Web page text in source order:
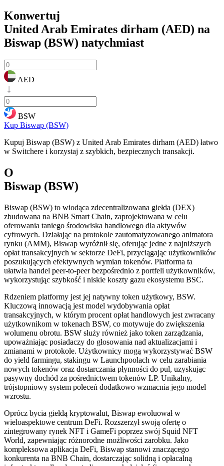
Konwertuj
United Arab Emirates dirham (AED) na
Biswap (BSW) natychmiast
AED
BSW
Kup Biswap (BSW)
Kupuj Biswap (BSW) z United Arab Emirates dirham (AED) łatwo
w Switchere i korzystaj z szybkich, bezpiecznych transakcji.
O
Biswap (BSW)
Biswap (BSW) to wiodąca zdecentralizowana giełda (DEX)
zbudowana na BNB Smart Chain, zaprojektowana w celu
oferowania taniego środowiska handlowego dla aktywów
cyfrowych. Działając na protokole zautomatyzowanego animatora
rynku (AMM), Biswap wyróżnił się, oferując jedne z najniższych
opłat transakcyjnych w sektorze DeFi, przyciągając użytkowników
poszukujących efektywnych wymian tokenów. Platforma ta
ułatwia handel peer-to-peer bezpośrednio z portfeli użytkowników,
wykorzystując szybkość i niskie koszty gazu ekosystemu BSC.
Rdzeniem platformy jest jej natywny token użytkowy, BSW.
Kluczową innowacją jest model wydobywania opłat
transakcyjnych, w którym procent opłat handlowych jest zwracany
użytkownikom w tokenach BSW, co motywuje do zwiększenia
wolumenu obrotu. BSW służy również jako token zarządzania,
upoważniając posiadaczy do głosowania nad aktualizacjami i
zmianami w protokole. Użytkownicy mogą wykorzystywać BSW
do yield farmingu, stakingu w Launchpoolach w celu zarabiania
nowych tokenów oraz dostarczania płynności do pul, uzyskując
pasywny dochód za pośrednictwem tokenów LP. Unikalny,
trójstopniowy system poleceń dodatkowo wzmacnia jego model
wzrostu.
Oprócz bycia giełdą kryptowalut, Biswap ewoluował w
wieloaspektowe centrum DeFi. Rozszerzył swoją ofertę o
zintegrowany rynek NFT i GameFi poprzez swój Squid NFT
World, zapewniając różnorodne możliwości zarobku. Jako
kompleksowa aplikacja DeFi, Biswap stanowi znaczącego
konkurenta na BNB Chain, dostarczając solidną i opłacalną